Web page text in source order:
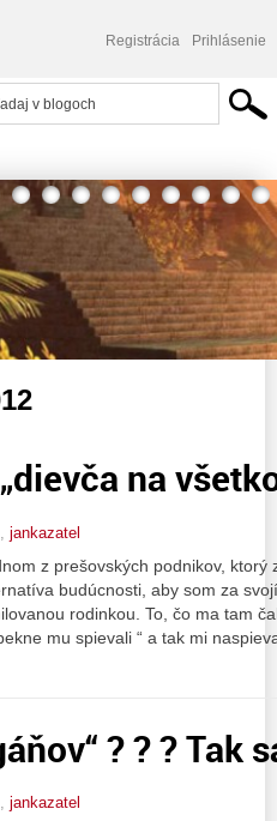
Registrácia Prihlásenie
na
jankazatel
z prešovských podnikov, ktorý
budúcnosti, aby som za
rodinkou. To, čo ma tam
mu spievali “ a tak mi
? ? ? Tak
jankazatel